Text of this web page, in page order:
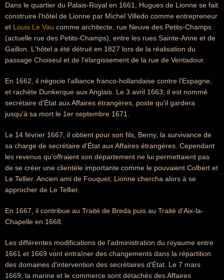
Dans le quartier du Palais-Royal en 1661, Hugues de Lionne se fait
construire l'hôtel de Lionne par Michel Villedo comme entrepreneur
et Louis Le Vau comme architecte, rue Neuve des Petits-Champs
(actuelle rue des Petits-Champs), entre les rues Sainte-Anne et de
Gaillon. L'hôtel a été détruit en 1827 lors de la réalisation du
passage Choiseul et de l'élargissement de la rue de Ventadour.
En 1662, il négocie l'alliance franco-hollandaise contre l'Espagne,
et rachète Dunkerque aux Anglais. Le 3 avril 1663, il est nommé
secrétaire d'État aux Affaires étrangères, poste qu'il gardera
jusqu'à sa mort le 1er septembre 1671.
Le 14 février 1667, il obtient pour son fils, Berny, la survivance de
sa charge de secrétaire d'État aux Affaires étrangères. Cependant
les revenus qu'offraient son département ne lui permettaient pas
de se créer une clientèle importante comme le pouvaient Colbert et
Le Tellier. Ancien ami de Fouquet, Lionne chercha alors à se
approcher de Le Tellier.
En 1667, il contribue au Traité de Breda puis au Traité d'Aix-la-
Chapelle en 1668.
Les différentes modifications de l'administration du royaume entre
1661 et 1669 vont entraîner des changements dans la répartition
des domaines d'intervention des secrétaires d'État. Le 7 mars
1669, la marine et le commerce sont détachés des Affaires